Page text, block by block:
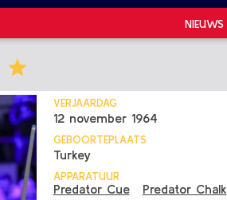
NIEUWS
VERJAARDAG
12 november 1964
GEBOORTEPLAATS
Turkey
APPARATUUR
Predator Cue Predator Chalk